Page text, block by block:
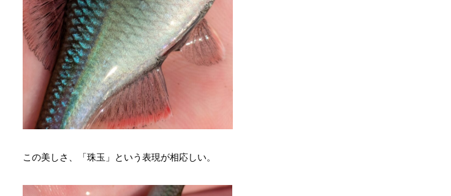
この美しさ、「珠玉」という表現が相応しい。